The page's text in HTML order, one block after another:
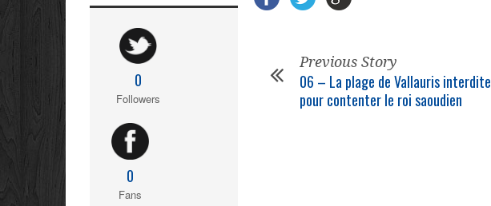
Previous Story
06 – La plage de Vallauris interdite
pour contenter le roi saoudien
0
Followers
0
Fans